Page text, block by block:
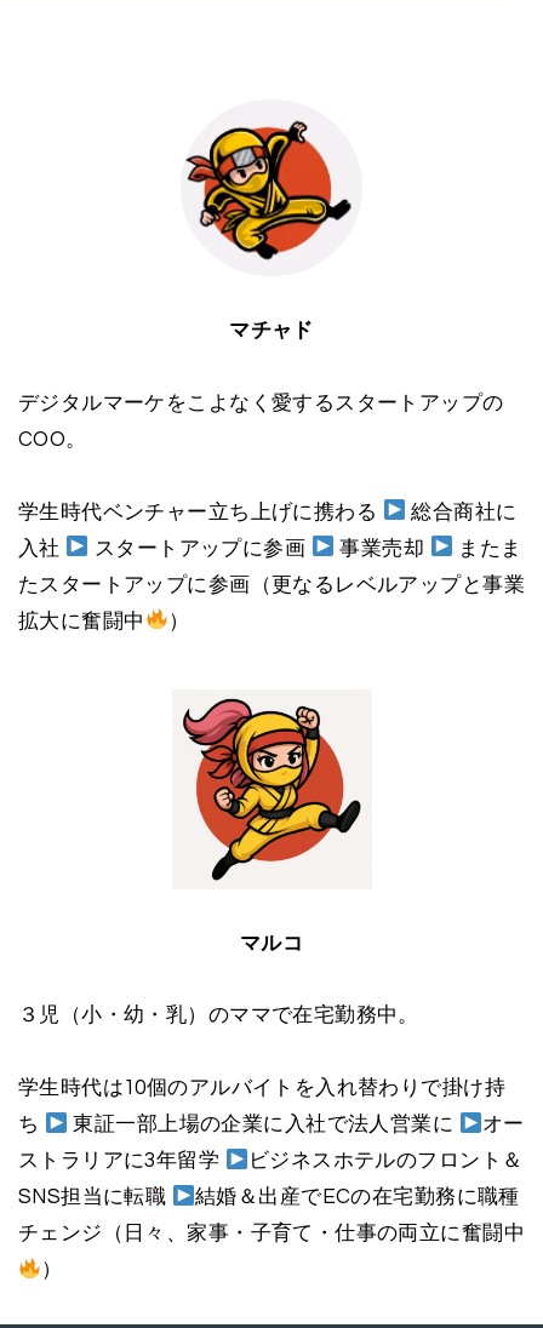
マチャド
デジタルマーケをこよなく愛するスタートアップの
COO。
学生時代ベンチャー立ち上げに携わる
総合商社に
入社
スタートアップに参画 事業売却
またま
たスタートアップに参画（更なるレベルアップと事業
拡大に奮闘中
）
マルコ
３児（小・幼・乳）のママで在宅勤務中。
学生時代は10個のアルバイトを入れ替わりで掛け持
ち
東証一部上場の企業に入社で法人営業に
オー
ストラリアに3年留学
ビジネスホテルのフロント＆
SNS担当に転職
結婚＆出産でECの在宅勤務に職種
チェンジ（日々、家事・子育て・仕事の両立に奮闘中
）